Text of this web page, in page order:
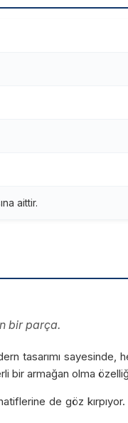
bir parça.
tasarımı sayesinde,
bir armağan olma
de göz
aittir.